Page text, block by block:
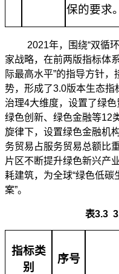
保的要求。
2021年，围绕“双循
家战略，在前两版指标体
际最高水平”的指导方针
势，形成了3.0版本生态指
治理4大维度，设置了绿色
绿色创新、绿色金融等12
旋律下，设置绿色金融机
务贸易占服务贸易总额比
片区不断提升绿色新兴产
耗建筑，为全球“绿色低碳
案”。
表3.3
指标类
别
序号